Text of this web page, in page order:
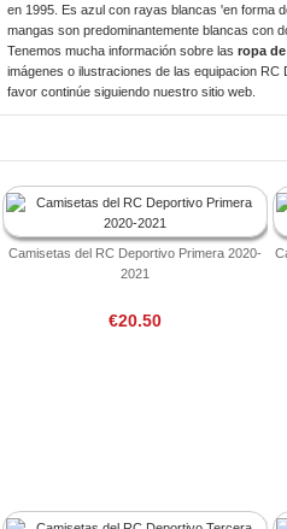
en 1995. Es azul con rayas blancas 'en forma
mangas son predominantemente blancas con
Tenemos mucha información sobre las ropa
imágenes o ilustraciones de las equipacion
favor continúe siguiendo nuestro sitio web.
Camisetas del RC Deportivo Primera 2020-
2021
€20.50